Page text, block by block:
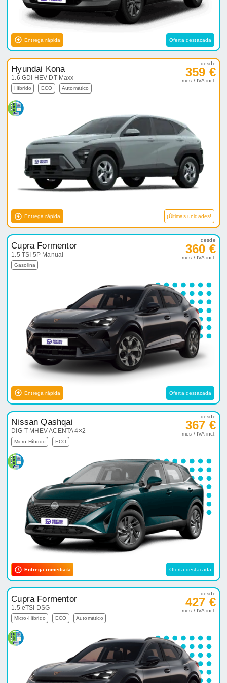
Entrega rápida Oferta destacada
Hyundai Kona
1.6 GDi HEV DT Maxx
Híbrido ECO Automático
desde
359 €
mes / IVA incl.
Entrega rápida ¡Últimas unidades!
Cupra Formentor
1.5 TSI 5P Manual
Gasolina
desde
360 €
mes / IVA incl.
Entrega rápida Oferta destacada
Nissan Qashqai
DIG-T MHEV ACENTA 4×2
Micro-Híbrido ECO
desde
367 €
mes / IVA incl.
Entrega inmediata Oferta destacada
Cupra Formentor
1.5 eTSI DSG
Micro-Híbrido ECO Automático
desde
427 €
mes / IVA incl.